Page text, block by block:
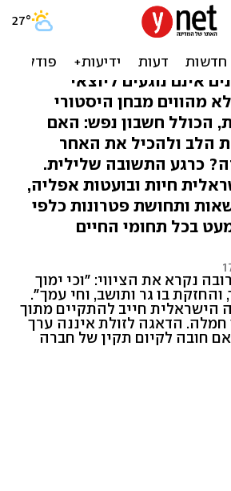
כולנו שווים
אינם נוגעים ליוצאי
מהווים מבחן היסטורי
הכולל חשבון נפש: האם
הלב ולהכיל את האחר
כרגע התשובה שלילית.
חיות ובועטות אפליה,
ותחושת פטרונות כלפי
בכל תחומי החיים
נקרא את הציווי: "וכי ימוך
והחזקת בו גר ותושב, וחי עמך".
הישראלית חייב להתקיים מתוך
חמלה. הדאגה לזולת איננה ערך
אם חובה לקיום תקין של חברה